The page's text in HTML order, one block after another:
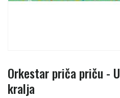
Orkestar priča priču -
kralja